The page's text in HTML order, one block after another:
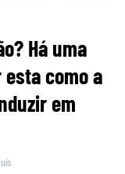
Há uma
como a
em